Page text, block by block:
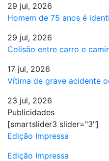
29 jul, 2026
Homem de 75 anos é
29 jul, 2026
Colisão entre carro e
17 jul, 2026
Vítima de grave acidente
23 jul, 2026
Publicidades
[smartslider3 slider="3"]
Edição Impressa
Edição Impressa